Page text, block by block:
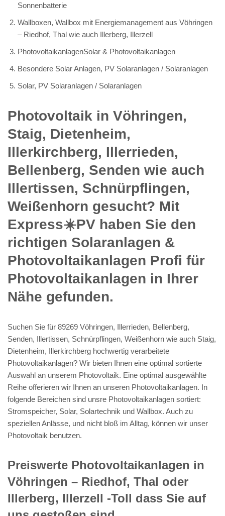
Sonnenbatterie
Wallboxen, Wallbox mit Energiemanagement aus Vöhringen
– Riedhof, Thal wie auch Illerberg, Illerzell
PhotovoltaikanlagenSolar & Photovoltaikanlagen
Besondere Solar Anlagen, PV Solaranlagen / Solaranlagen
Solar, PV Solaranlagen / Solaranlagen
Photovoltaik in Vöhringen,
Staig, Dietenheim,
Illerkirchberg, Illerrieden,
Bellenberg, Senden wie auch
Illertissen, Schnürpflingen,
Weißenhorn gesucht? Mit
Express☀️PV️ haben Sie den
richtigen Solaranlagen &
Photovoltaikanlagen Profi für
Photovoltaikanlagen in Ihrer
Nähe gefunden.
Suchen Sie für 89269 Vöhringen, Illerrieden, Bellenberg,
Senden, Illertissen, Schnürpflingen, Weißenhorn wie auch Staig,
Dietenheim, Illerkirchberg hochwertig verarbeitete
Photovoltaikanlagen? Wir bieten Ihnen eine optimal sortierte
Auswahl an unserem Photovoltaik. Eine optimal ausgewählte
Reihe offerieren wir Ihnen an unseren Photovoltaikanlagen. In
folgende Bereichen sind unsre Photovoltaikanlagen sortiert:
Stromspeicher, Solar, Solartechnik und Wallbox. Auch zu
speziellen Anlässe, und nicht bloß im Alltag, können wir unser
Photovoltaik benutzen.
Preiswerte Photovoltaikanlagen in
Vöhringen – Riedhof, Thal oder
Illerberg, Illerzell -Toll dass Sie auf